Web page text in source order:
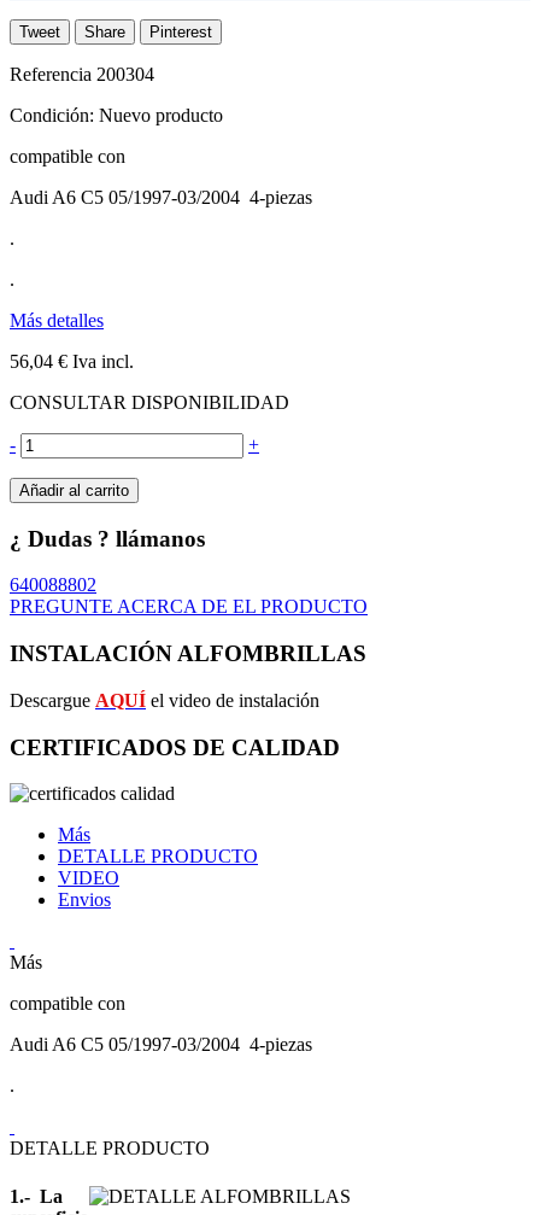
Tweet Share Pinterest
Referencia 200304
Condición: Nuevo producto
compatible con
Audi A6 C5 05/1997-03/2004 4-piezas
.
.
Más detalles
56,04 € Iva incl.
CONSULTAR DISPONIBILIDAD
- +
Añadir al carrito
¿ Dudas ? llámanos
640088802
PREGUNTE ACERCA DE EL PRODUCTO
INSTALACIÓN ALFOMBRILLAS
Descargue AQUÍ el video de instalación
CERTIFICADOS DE CALIDAD
Más
DETALLE PRODUCTO
VIDEO
Envios
Más
compatible con
Audi A6 C5 05/1997-03/2004 4-piezas
.
DETALLE PRODUCTO
1.- La